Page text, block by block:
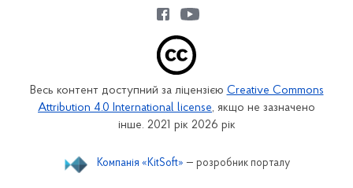
Весь контент доступний за ліцензією Creative Commons
Attribution 4.0 International license, якщо не зазначено
інше. 2021 рік 2026 рік
Компанія «KitSoft» — розробник порталу